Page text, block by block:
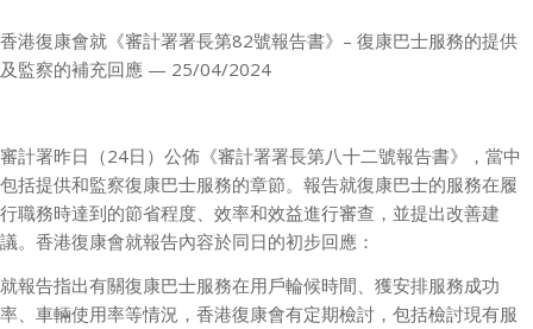
香港復康會就《審計署署長第82號報告書》 – 復康巴士服務的提供
及監察的補充回應 — 25/04/2024
審計署昨日（24日）公佈《審計署署長第八十二號報告書》，當中
包括提供和監察復康巴士服務的章節。報告就復康巴士的服務在履
行職務時達到的節省程度、效率和效益進行審查，並提出改善建
議。香港復康會就報告內容於同日的初步回應：
就報告指出有關復康巴士服務在用戶輪候時間、獲安排服務成功
率、車輛使用率等情況，香港復康會有定期檢討，包括檢討現有服